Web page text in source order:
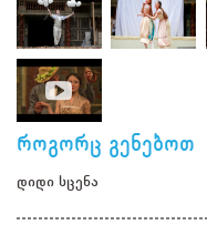
როგორც გენებოთ
დიდი სცენა